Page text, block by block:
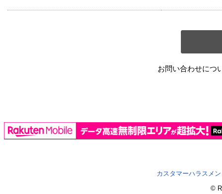
お問い合わせにつ
カスタマーハラスメ
©